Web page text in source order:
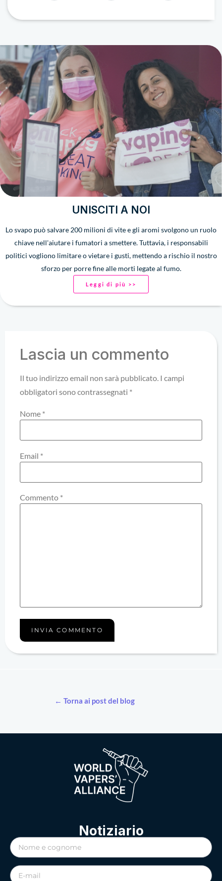
UNISCITI A NOI
Lo svapo può salvare 200 milioni di vite e gli aromi svolgono un ruolo
chiave nell'aiutare i fumatori a smettere. Tuttavia, i responsabili
politici vogliono limitare o vietare i gusti, mettendo a rischio il nostro
sforzo per porre fine alle morti legate al fumo.
Leggi di più >>
Lascia un commento
Il tuo indirizzo email non sarà pubblicato. I campi
obbligatori sono contrassegnati *
Nome *
Email *
Commento *
← Torna ai post del blog
Notiziario